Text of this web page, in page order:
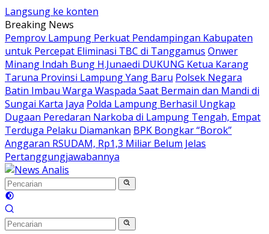
Langsung ke konten
Breaking News
Pemprov Lampung Perkuat Pendampingan Kabupaten
untuk Percepat Eliminasi TBC di Tanggamus Onwer
Minang Indah Bung H.Junaedi DUKUNG Ketua Karang
Taruna Provinsi Lampung Yang Baru Polsek Negara
Batin Imbau Warga Waspada Saat Bermain dan Mandi di
Sungai Karta Jaya Polda Lampung Berhasil Ungkap
Dugaan Peredaran Narkoba di Lampung Tengah, Empat
Terduga Pelaku Diamankan BPK Bongkar “Borok”
Anggaran RSUDAM, Rp1,3 Miliar Belum Jelas
Pertanggungjawabannya